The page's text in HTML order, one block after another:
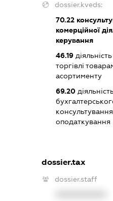
dossier.kveds:
70.22
комерційної
керування
46.19
торгівлі
асортименту
69.20
оподаткування
dossier.tax
dossier.staff